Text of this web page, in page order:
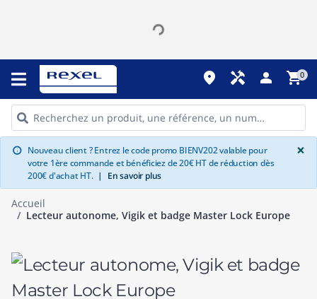
place handyman person shopping_cart0
info Nouveau client ? Entrez le code promo BIENV202 valable pour
votre 1ère commande et bénéficiez de 20€ HT de réduction dès
200€ d'achat HT. | En savoir plus
×
Accueil
Lecteur autonome, Vigik et badge Master Lock Europe